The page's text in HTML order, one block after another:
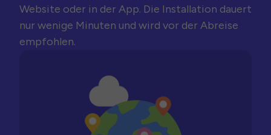
Website oder in der App. Die Installation dauert
nur wenige Minuten und wird vor der Abreise
empfohlen.